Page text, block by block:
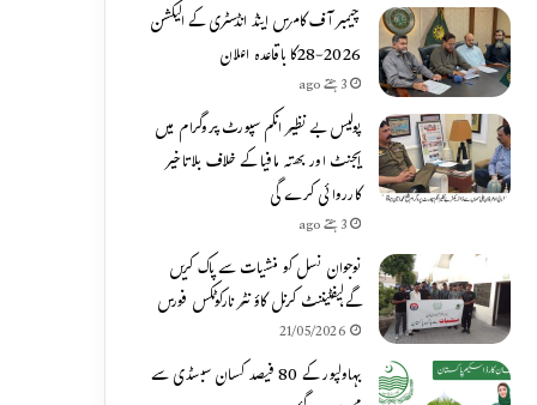
چیمبر آف کامرس اینڈ انڈسٹری کے الیکشن
2026-28کا باقاعدہ اعلان
3 ہفتے ago
پولیس بے نظیر انکم سپورٹ پروگرام میں
ایجنٹ اور بھتہ مافیا کے خلاف بلاتاخیر
کارروائی کرے گی
3 ہفتے ago
نوجوان نسل کو منشیات سے پاک کریں
گے،لیفٹیننٹ کرنل کاؤنٹر نارکوٹکس فورس
21/05/2026
بہاولپور کے 80 فیصد کسان سبسڈی سے